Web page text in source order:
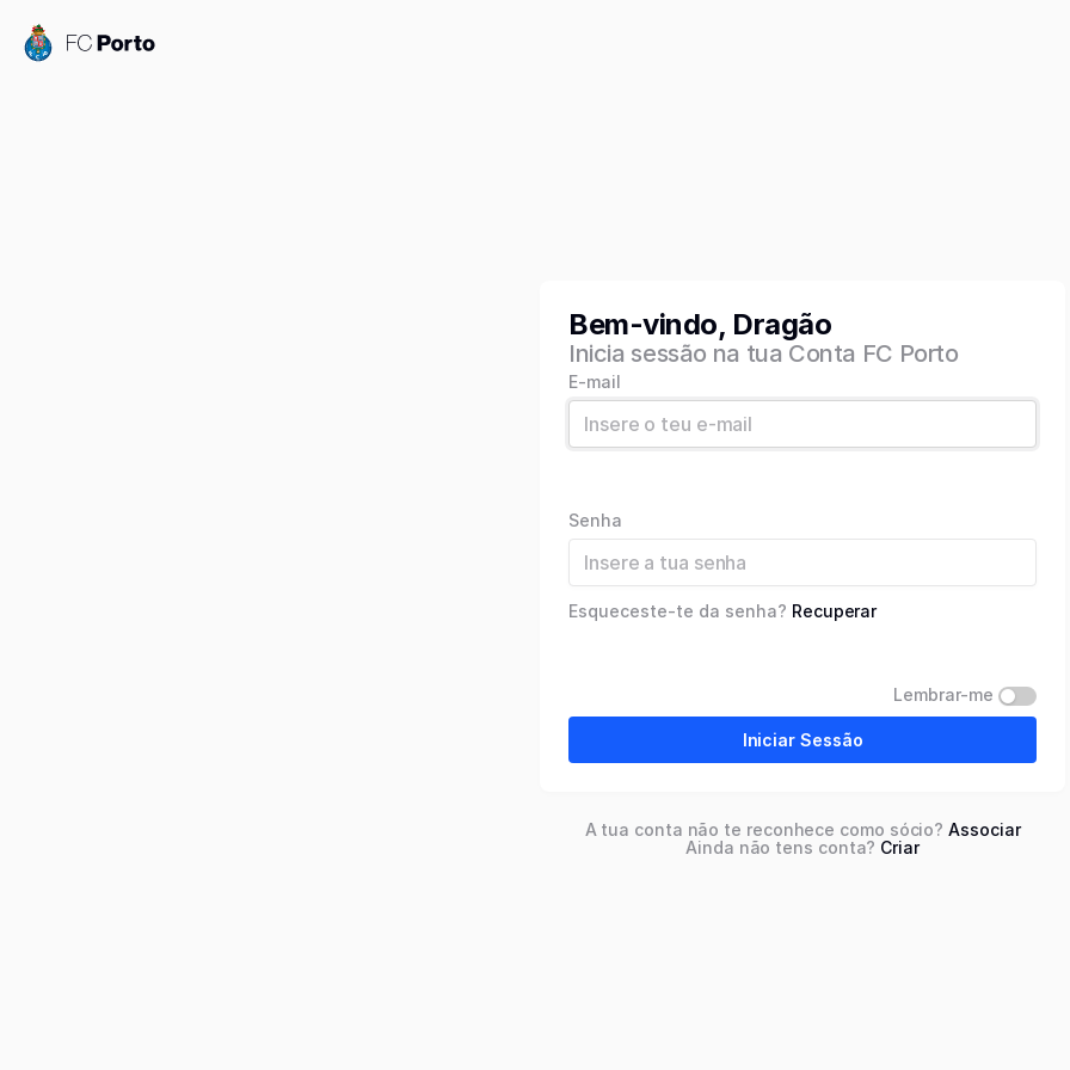
Bem-vindo, Dragão
Inicia sessão na tua Conta FC Porto
E-mail
Senha
Esqueceste-te da senha? Recuperar
Lembrar-me
Iniciar Sessão
A tua conta não te reconhece como sócio?Associar
Ainda não tens conta? Criar